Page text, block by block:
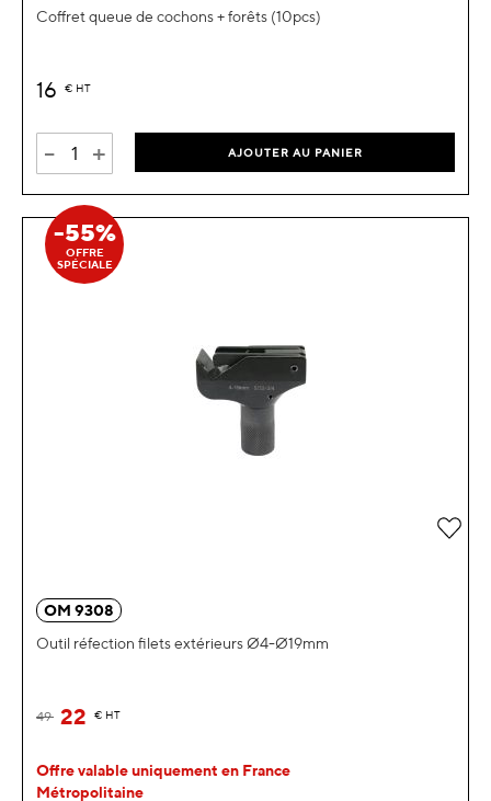
Coffret queue de cochons + forêts (10pcs)
16 € HT
- + AJOUTER AU PANIER
-55%
OFFRE
SPÉCIALE
OM 9308
Outil réfection filets extérieurs Ø4-Ø19mm
22 € HT
49
Offre valable uniquement en France
Métropolitaine